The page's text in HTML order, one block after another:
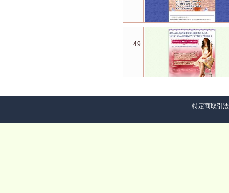
49
特定商取引